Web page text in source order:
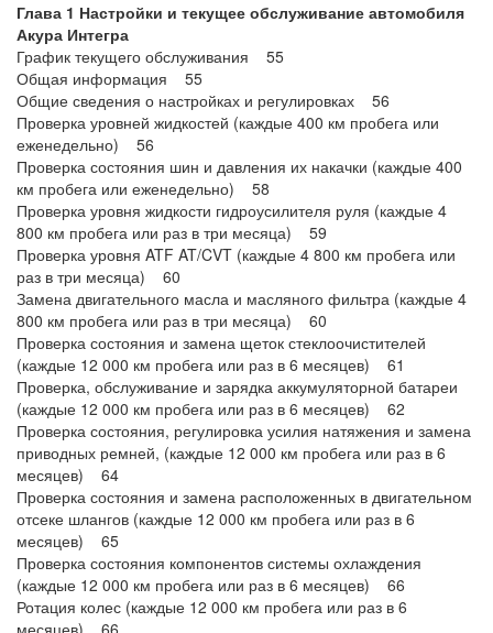
Глава 1 Настройки и текущее обслуживание автомобиля
Акура Интегра
График текущего обслуживания 55
Общая информация 55
Общие сведения о настройках и регулировках 56
Проверка уровней жидкостей (каждые 400 км пробега или
еженедельно) 56
Проверка состояния шин и давления их накачки (каждые 400
км пробега или еженедельно) 58
Проверка уровня жидкости гидроусилителя руля (каждые 4
800 км пробега или раз в три месяца) 59
Проверка уровня ATF AT/CVT (каждые 4 800 км пробега или
раз в три месяца) 60
Замена двигательного масла и масляного фильтра (каждые 4
800 км пробега или раз в три месяца) 60
Проверка состояния и замена щеток стеклоочистителей
(каждые 12 000 км пробега или раз в 6 месяцев) 61
Проверка, обслуживание и зарядка аккумуляторной батареи
(каждые 12 000 км пробега или раз в 6 месяцев) 62
Проверка состояния, регулировка усилия натяжения и замена
приводных ремней, (каждые 12 000 км пробега или раз в 6
месяцев) 64
Проверка состояния и замена расположенных в двигательном
отсеке шлангов (каждые 12 000 км пробега или раз в 6
месяцев) 65
Проверка состояния компонентов системы охлаждения
(каждые 12 000 км пробега или раз в 6 месяцев) 66
Ротация колес (каждые 12 000 км пробега или раз в 6
месяцев) 66